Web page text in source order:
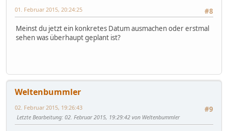
#8
01. Februar 2015, 20:24:25
Meinst du jetzt ein konkretes Datum ausmachen oder erstmal
sehen was überhaupt geplant ist?
Weltenbummler
#9
02. Februar 2015, 19:26:43
Letzte Bearbeitung: 02. Februar 2015, 19:29:42 von Weltenbummler